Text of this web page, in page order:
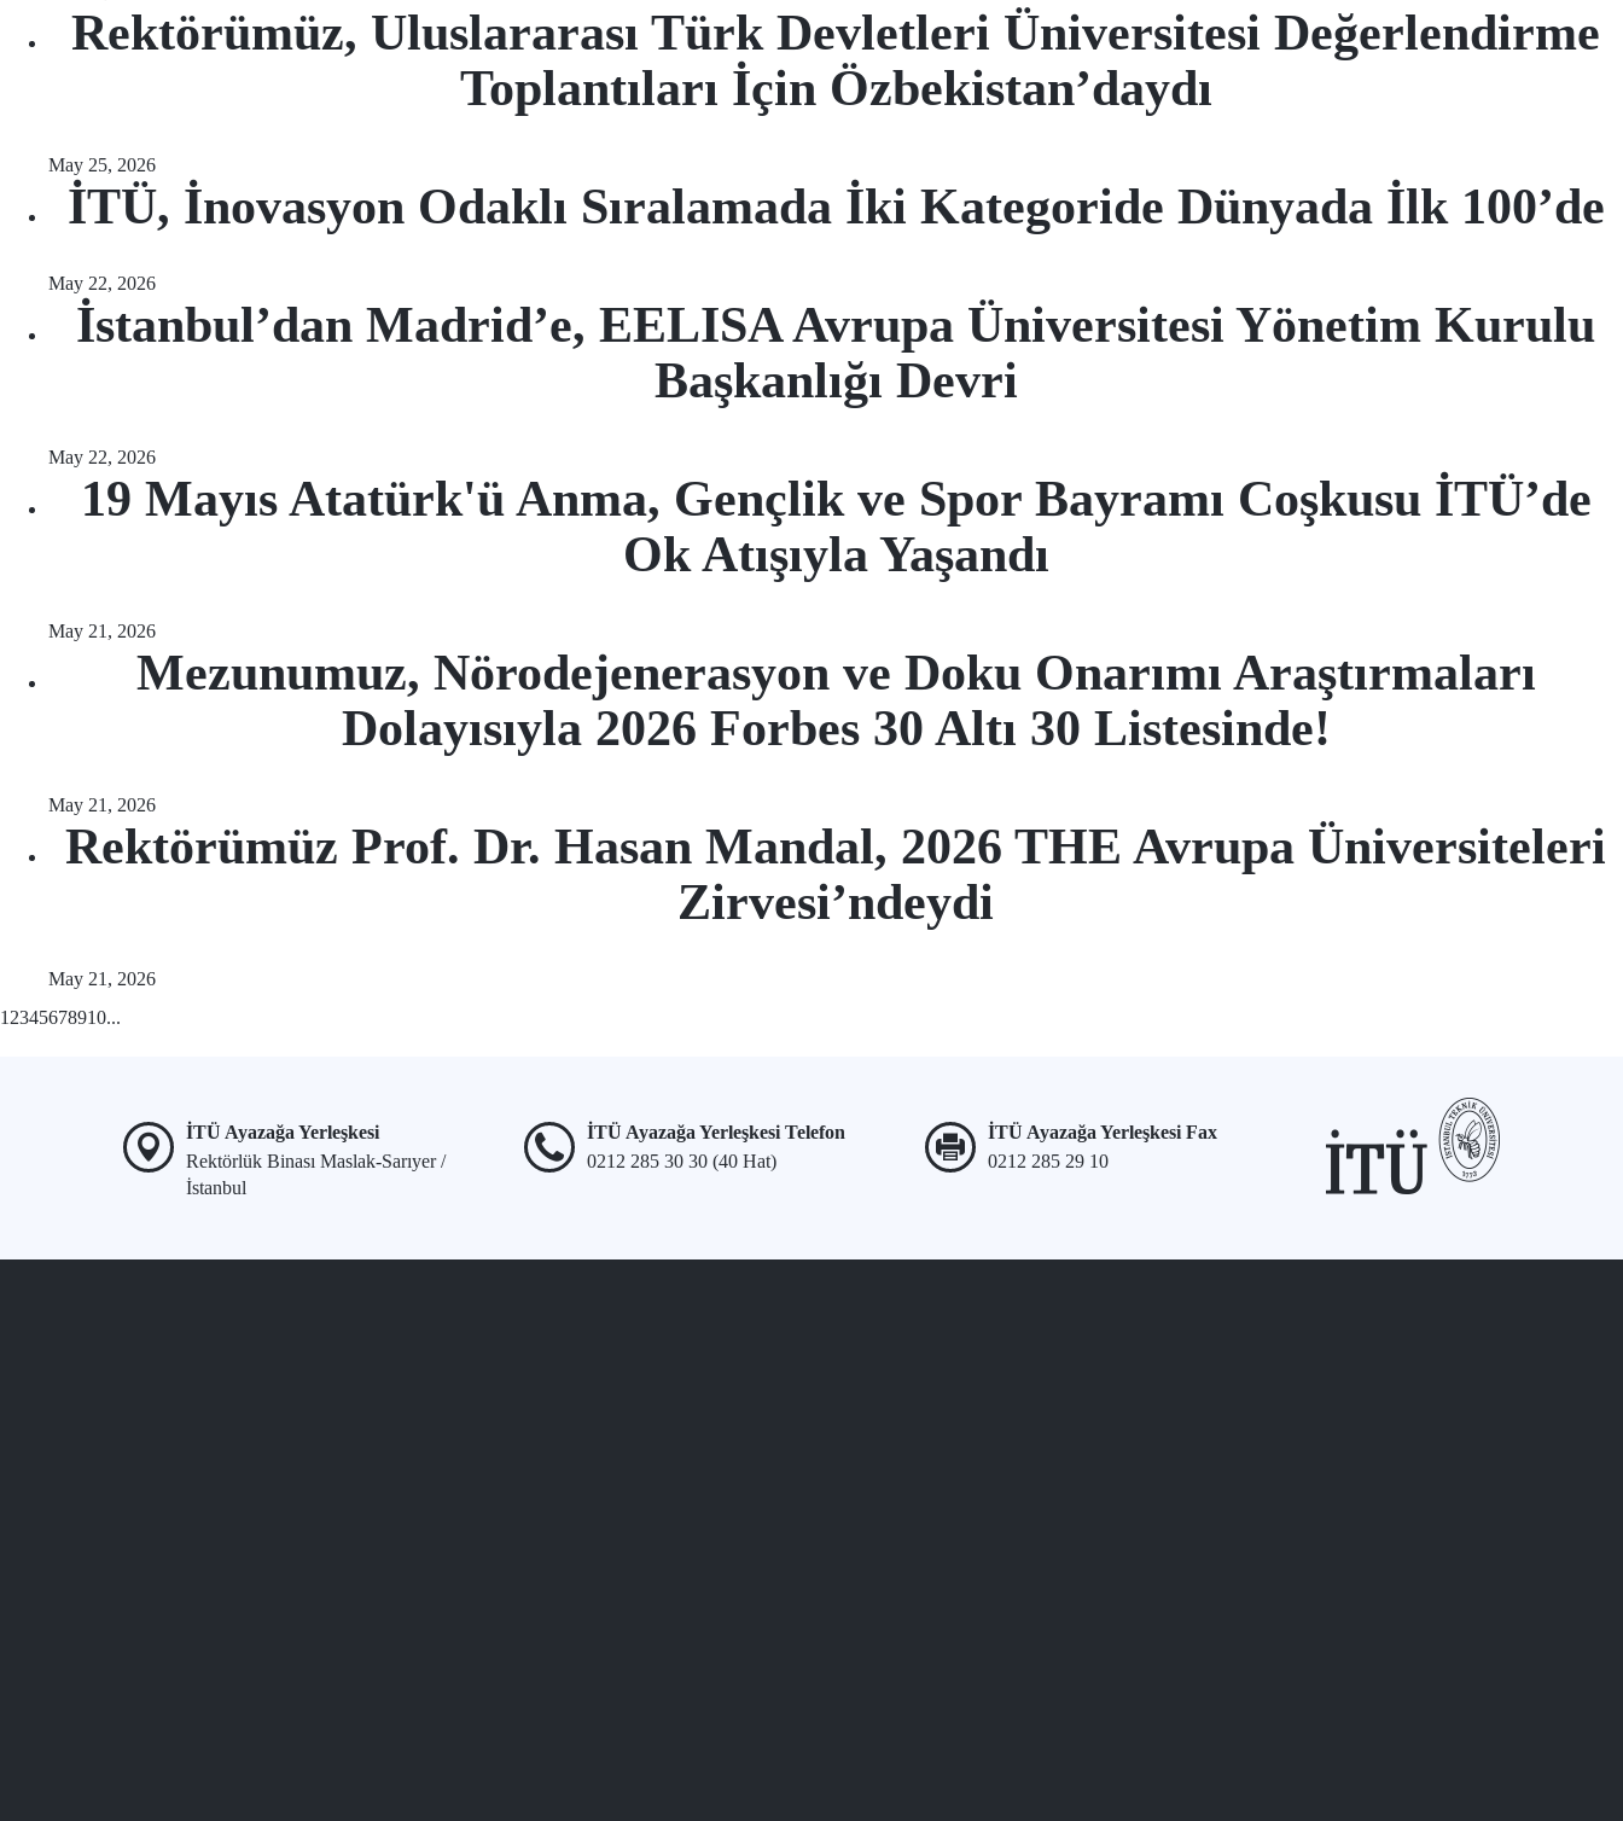
Rektörümüz, Uluslararası Türk Devletleri Üniversitesi Değerlendirme
Toplantıları İçin Özbekistan’daydı
May 25, 2026
İTÜ, İnovasyon Odaklı Sıralamada İki Kategoride Dünyada İlk 100’de
May 22, 2026
İstanbul’dan Madrid’e, EELISA Avrupa Üniversitesi Yönetim Kurulu
Başkanlığı Devri
May 22, 2026
19 Mayıs Atatürk'ü Anma, Gençlik ve Spor Bayramı Coşkusu İTÜ’de
Ok Atışıyla Yaşandı
May 21, 2026
Mezunumuz, Nörodejenerasyon ve Doku Onarımı Araştırmaları
Dolayısıyla 2026 Forbes 30 Altı 30 Listesinde!
May 21, 2026
Rektörümüz Prof. Dr. Hasan Mandal, 2026 THE Avrupa Üniversiteleri
Zirvesi’ndeydi
May 21, 2026
1 2345678910...
İTÜ Ayazağa Yerleşkesi
Rektörlük Binası Maslak-Sarıyer /
İstanbul
İTÜ Ayazağa Yerleşkesi Telefon
0212 285 30 30 (40 Hat)
İTÜ Ayazağa Yerleşkesi Fax
0212 285 29 10